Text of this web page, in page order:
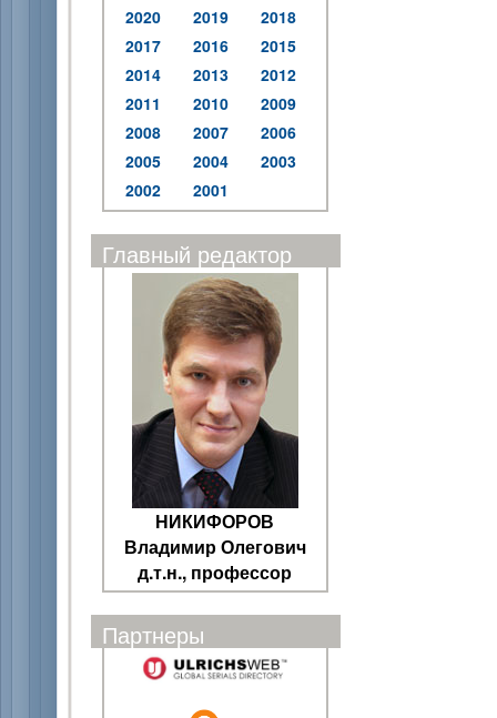
2020
2019
2018
2017
2016
2015
2014
2013
2012
2011
2010
2009
2008
2007
2006
2005
2004
2003
2002
2001
Главный редактор
НИКИФОРОВ
Владимир Олегович
д.т.н., профессор
Партнеры